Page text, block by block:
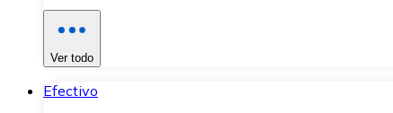
Ver todo
Efectivo